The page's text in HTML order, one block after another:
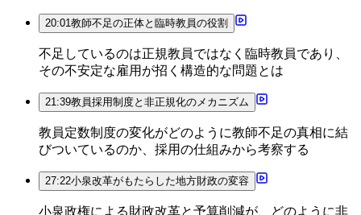
20:01教師不足の正体と臨時教員の役割
不足しているのは正規教員ではなく臨時教員であり、
その不安定な雇用が招く構造的な問題とは
21:39教員採用制度と非正規化のメカニズム
教員定数制度の変化がどのように教師不足の真相に結
びついているのか、採用の仕組みから考察する
27:22小泉改革がもたらした地方財政の変容
小泉政権による財政改革と予算削減が、どのように非